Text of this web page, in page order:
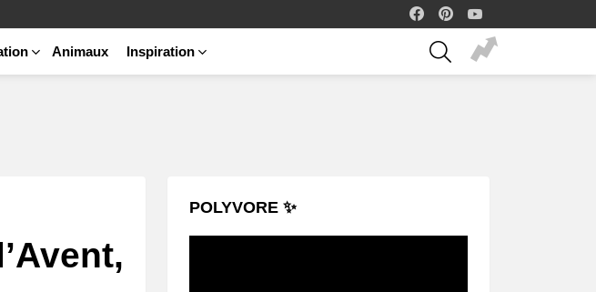
facebook
Animaux Inspiration
SEARCH
POLYVORE ✨